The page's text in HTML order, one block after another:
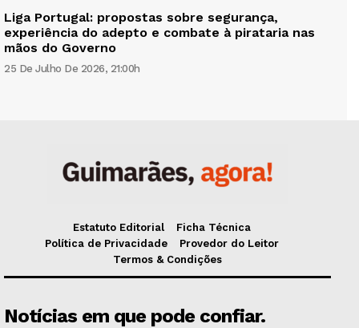
Liga Portugal: propostas sobre segurança,
experiência do adepto e combate à pirataria nas
mãos do Governo
25 De Julho De 2026, 21:00h
Estatuto Editorial
Ficha Técnica
Política de Privacidade
Provedor do Leitor
Termos & Condições
Notícias em que pode confiar.